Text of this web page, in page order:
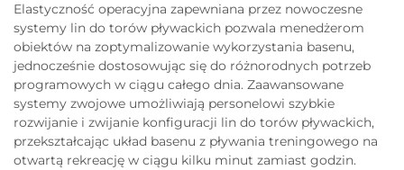
Elastyczność operacyjna zapewniana przez nowoczesne
systemy lin do torów pływackich pozwala menedżerom
obiektów na zoptymalizowanie wykorzystania basenu,
jednocześnie dostosowując się do różnorodnych potrzeb
programowych w ciągu całego dnia. Zaawansowane
systemy zwojowe umożliwiają personelowi szybkie
rozwijanie i zwijanie konfiguracji lin do torów pływackich,
przekształcając układ basenu z pływania treningowego na
otwartą rekreację w ciągu kilku minut zamiast godzin.